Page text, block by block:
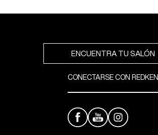
ENCUENTRA TU SALÓN
CONECTARSE CON REDKEN